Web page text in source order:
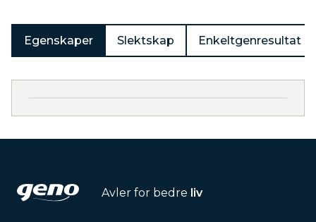
Egenskaper Slektskap Enkeltgenresultat
Avler for bedre liv